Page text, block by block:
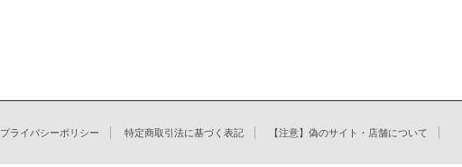
プライバシーポリシー 特定商取引法に基づく表記 【注意】偽のサイト・店舗について